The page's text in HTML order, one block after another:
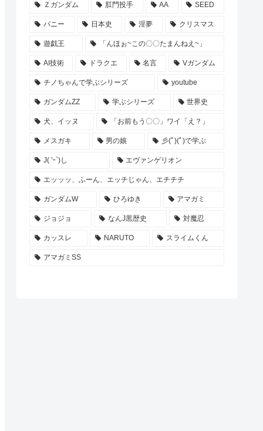
Ｚガンダム 肛門投手 AA SEED
バニー 日本史 淫夢 クリスマス
遊戯王 「んほぉ~この〇〇たまんねえ~」
AI技術 ドラクエ 名言 Vガンダム
チノちゃんで学ぶシリーズ youtube
ガンダムZZ 学ぶシリーズ 世界史
犬、イッヌ 「お前もう〇〇」ワイ「え？」
メスガキ 男の娘 彡(ﾟ)(ﾟ)で学ぶ
J( 'ｰ`)し エヴァンゲリオン
エッッッ、ふーん、エッチじゃん、エチチチ
ガンダムW ひろゆき アマガミ
ジョジョ なんJ黒歴史 対魔忍
カッスレ NARUTO スライムくん
アマガミSS